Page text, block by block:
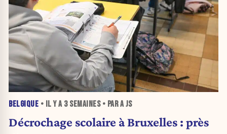
BELGIQUE • IL Y A 3 SEMAINES• PAR A JS
Décrochage scolaire à Bruxelles : près